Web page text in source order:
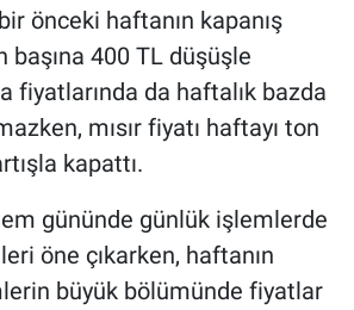
önceki haftanın kapanış
başına 400 TL düşüşle
fiyatlarında da haftalık bazda
mısır fiyatı haftayı ton
kapattı.
gününde günlük işlemlerde
öne çıkarken, haftanın
büyük bölümünde fiyatlar